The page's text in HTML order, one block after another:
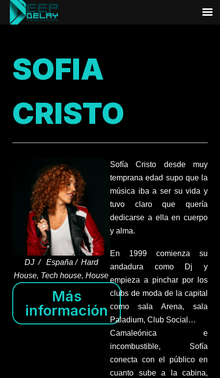
SOFIA
CRISTO
DJ / España / Hard
House, Tech house, House
Más
información
Sofía Cristo desde muy
temprana edad supo que la
música iba a ser su vida y
tuvo claro que quería
dedicarse a ella en cuerpo
y alma.
En 1999 comienza su
andadura como Dj y
empieza a pinchar por los
clubs de moda de la capital
como sala Arena, sala
Paladium, Club Social…
Camaleónica e
incombustible, Sofía
conecta con el público en
cuanto sube a la cabina,